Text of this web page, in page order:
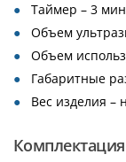
Таймер – 3 мин
Объем
Объем
Габаритные
Вес изделия –